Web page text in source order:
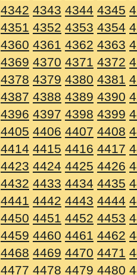
4342 4343 4344 4345
4351 4352 4353 4354
4360 4361 4362 4363
4369 4370 4371 4372
4378 4379 4380 4381
4387 4388 4389 4390
4396 4397 4398 4399
4405 4406 4407 4408
4414 4415 4416 4417
4423 4424 4425 4426
4432 4433 4434 4435
4441 4442 4443 4444
4450 4451 4452 4453
4459 4460 4461 4462
4468 4469 4470 4471
4477 4478 4479 4480